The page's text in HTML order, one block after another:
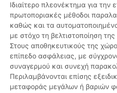
Ιδιαίτερο πλεονέκτημα για την
πρωτοποριακές μέθοδοι
καθώς και τα
με στόχο τη βελτιστοποίηση
Στους αποθηκευτικούς της
επίπεδο ασφάλειας, με
συναγερμού και συνεχή
Περιλαμβάνονται επίσης
μεταφοράς μεγάλων ή βαριών